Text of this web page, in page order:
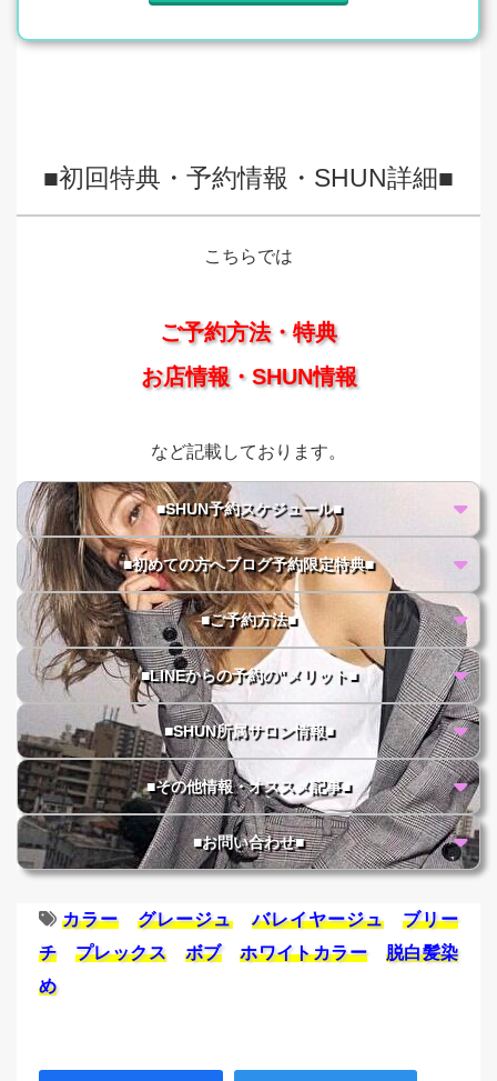
■初回特典・予約情報・SHUN詳細■
こちらでは
ご予約方法・特典
お店情報・SHUN情報
など記載しております。
■SHUN予約スケジュール■
■初めての方へブログ予約限定特典■
■ご予約方法■
■LINEからの予約の"メリット■
■SHUN所属サロン情報■
■その他情報・オススメ記事■
■お問い合わせ■
カラー グレージュ バレイヤージュ
ブリー
チ
プレックス ボブ ホワイトカラー
脱白髪染
め